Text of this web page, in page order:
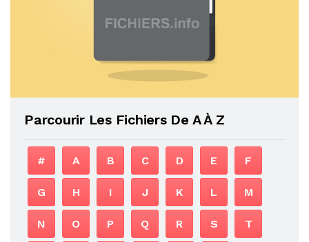
Parcourir Les Fichiers De A À Z
# A B C D E F
G H I J K L M
N O P Q R S T